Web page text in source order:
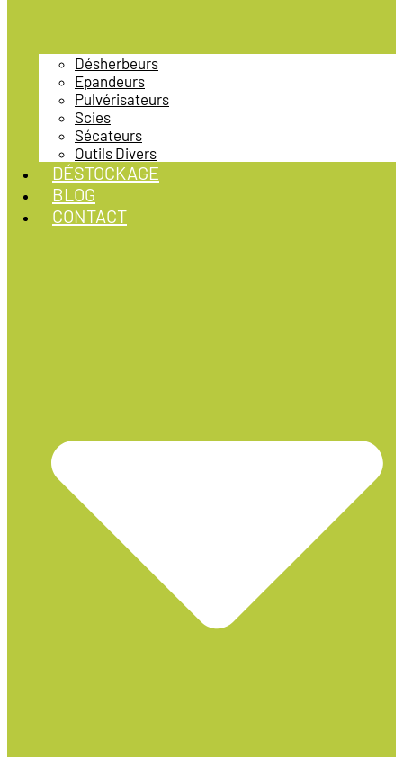
Désherbeurs
Epandeurs
Pulvérisateurs
Scies
Sécateurs
Outils Divers
DÉSTOCKAGE
BLOG
CONTACT